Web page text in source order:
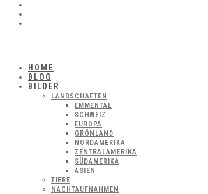
HOME
BLOG
BILDER
LANDSCHAFTEN
EMMENTAL
SCHWEIZ
EUROPA
GRÖNLAND
NORDAMERIKA
ZENTRALAMERIKA
SÜDAMERIKA
ASIEN
TIERE
NACHTAUFNAHMEN